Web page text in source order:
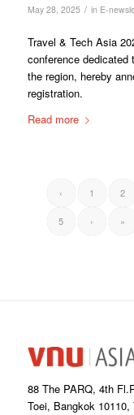
May 28, 2025 / in E-
Travel & Tech Asia
conference dedicated
the region, hereby
registration.
Read more
‹ 1 2
5 › »
88 The PARQ, 4th
Toei, Bangkok 10110,